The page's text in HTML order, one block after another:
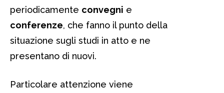
periodicamente convegni e
conferenze, che fanno il punto della
situazione sugli studi in atto e ne
presentano di nuovi.
Particolare attenzione viene